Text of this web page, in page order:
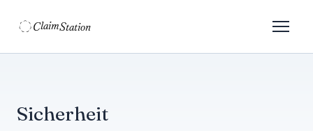
ClaimStation
Sicherheit